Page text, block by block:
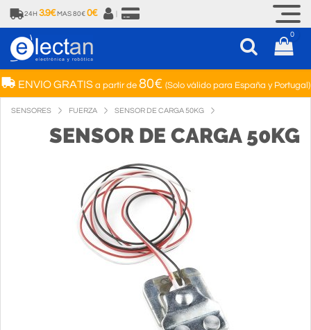
24H 3.9€ MAS 80€ 0€
0
ENVIO GRATISa partir de 80€ (Solo válido para España y Portugal)
SENSORES FUERZA SENSOR DE CARGA 50KG
SENSOR DE CARGA 50KG